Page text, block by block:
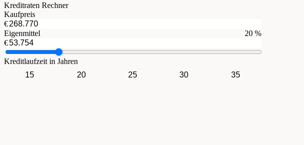
Kreditraten Rechner
Kaufpreis
€
Eigenmittel
20 %
€
Kreditlaufzeit in Jahren
15
20 25 30 35